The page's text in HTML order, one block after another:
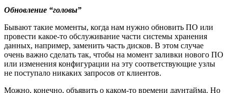
Обновление “головы”
Бывают такие моменты, когда нам нужно обновить ПО или
провести какое-то обслуживание части системы хранения
данных, например, заменить часть дисков. В этом случае
очень важно сделать так, чтобы на момент заливки нового ПО
или изменения конфигурации на эту соответствующие узлы
не поступало никаких запросов от клиентов.
Можно, конечно, объявить о каком-то времени даунтайма. Но